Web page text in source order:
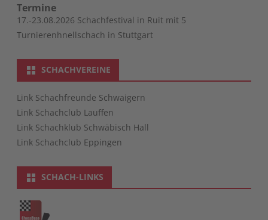
Termine
17.-23.08.2026 Schachfestival in Ruit mit 5
Turnierenhnellschach in Stuttgart
SCHACHVEREINE
Link Schachfreunde Schwaigern
Link Schachclub Lauffen
Link Schachklub Schwäbisch Hall
Link Schachclub Eppingen
SCHACH-LINKS